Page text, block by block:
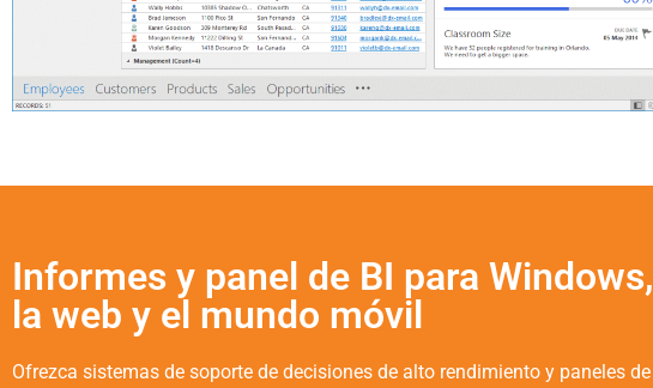
Informes y panel de BI para Windows,
la web y el mundo móvil
Ofrezca sistemas de soporte de decisiones de alto rendimiento y paneles de